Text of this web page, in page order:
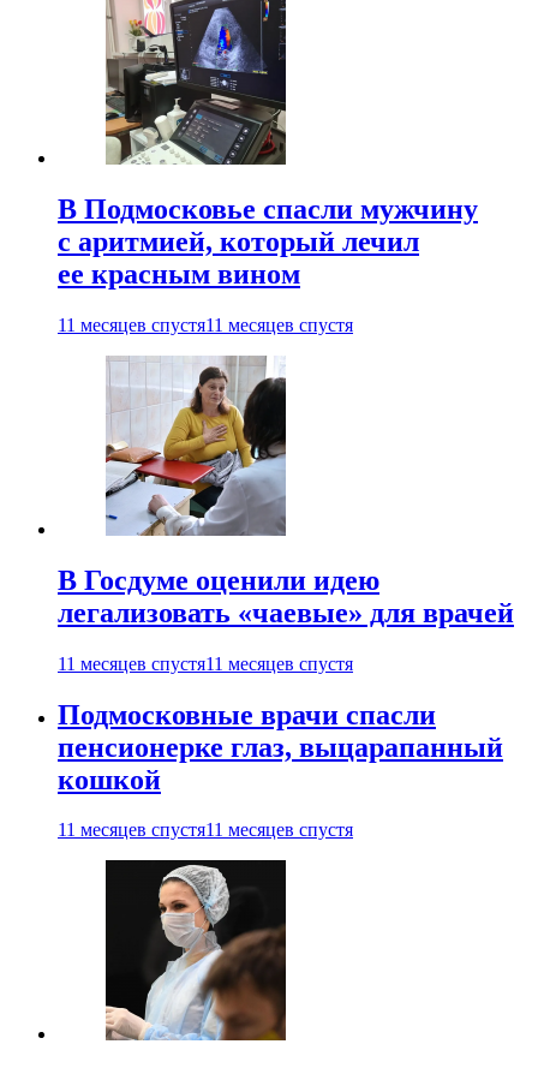
В Подмосковье спасли мужчину
с аритмией, который лечил
ее красным вином
11 месяцев спустя11 месяцев спустя
В Госдуме оценили идею
легализовать «чаевые» для врачей
11 месяцев спустя11 месяцев спустя
Подмосковные врачи спасли
пенсионерке глаз, выцарапанный
кошкой
11 месяцев спустя11 месяцев спустя